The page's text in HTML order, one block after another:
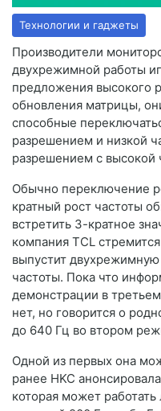
Технологии и гаджеты
Производители
двухрежимной работы
предложения высокого
обновления матрицы,
способные
разрешением и низкой
разрешением с высокой
Обычно переключение
кратный рост частоты
встретить 3-кратное
компания TCL
выпустит
частоты. Пока что
демонстрации в
нет, но говорится о
до 640 Гц во втором
Одной из первых она
ранее HKC
которая может